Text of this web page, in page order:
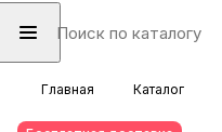
Главная Каталог